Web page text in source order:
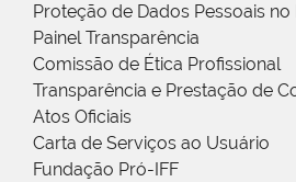
Proteção de Dados Pessoais no
Painel Transparência
Comissão de Ética Profissional
Transparência e Prestação de
Atos Oficiais
Carta de Serviços ao Usuário
Fundação Pró-IFF